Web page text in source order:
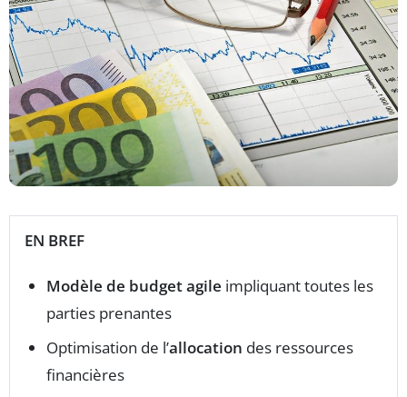
EN BREF
Modèle de budget agile impliquant toutes les
parties prenantes
Optimisation de l’allocation des ressources
financières